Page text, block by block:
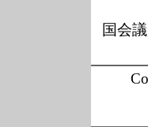
国会